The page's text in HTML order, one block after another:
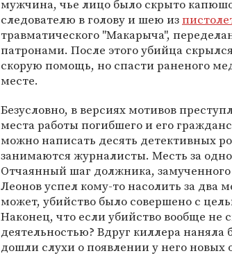
мужчина, чье лицо было скрыто
следователю в голову и шею из
травматического "Макарыча",
патронами. После этого убийца
скорую помощь, но спасти раненого
месте.
Безусловно, в версиях мотивов
места работы погибшего и его
можно написать десять детективных
занимаются журналисты. Месть за одно
Отчаянный шаг должника,
Леонов успел кому-то насолить за два
может, убийство было совершено с
Наконец, что если убийство вообще не
деятельностью? Вдруг киллера
дошли слухи о появлении у него новых